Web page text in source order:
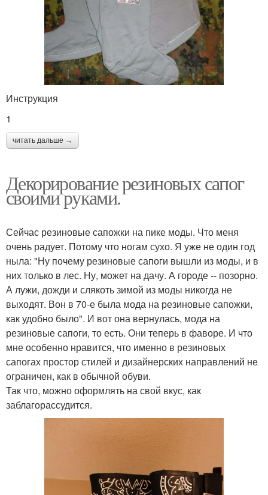
Инструкция
1
читать дальше →
Декорирование резиновых сапог
своими руками.
Сейчас резиновые сапожки на пике моды. Что меня
очень радует. Потому что ногам сухо. Я уже не один год
ныла: "Ну почему резиновые сапоги вышли из моды, и в
них только в лес. Ну, может на дачу. А городе -- позорно.
А лужи, дожди и слякоть зимой из моды никогда не
выходят. Вон в 70-е была мода на резиновые сапожки,
как удобно было". И вот она вернулась, мода на
резиновые сапоги, то есть. Они теперь в фаворе. И что
мне особенно нравится, что именно в резиновых
сапогах простор стилей и дизайнерских направлений не
ограничен, как в обычной обуви.
Так что, можно оформлять на свой вкус, как
заблагорассудится.